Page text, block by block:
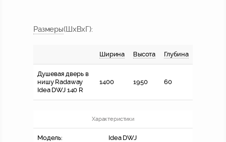
Размеры(ШхВхГ):
Ширина Высота Глубина
Душевая дверь в
нишу Radaway
Idea DWJ 140 R
1400 1950 60
Характеристики
Модель: Idea DWJ